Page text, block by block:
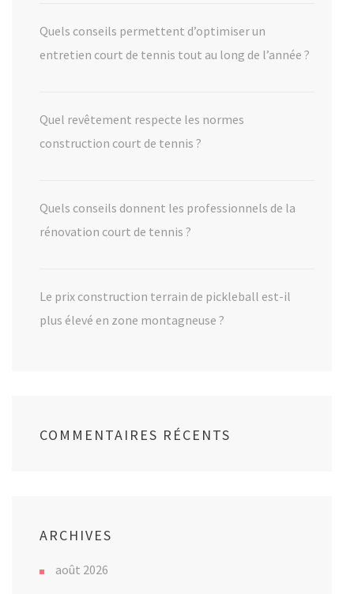
Quels conseils permettent d’optimiser un
entretien court de tennis tout au long de l’année ?
Quel revêtement respecte les normes
construction court de tennis ?
Quels conseils donnent les professionnels de la
rénovation court de tennis ?
Le prix construction terrain de pickleball est-il
plus élevé en zone montagneuse ?
COMMENTAIRES RÉCENTS
ARCHIVES
août 2026